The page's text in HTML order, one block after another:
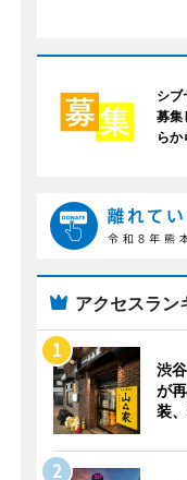
シブ
募集
らか
アクセスラン
渋
が
装